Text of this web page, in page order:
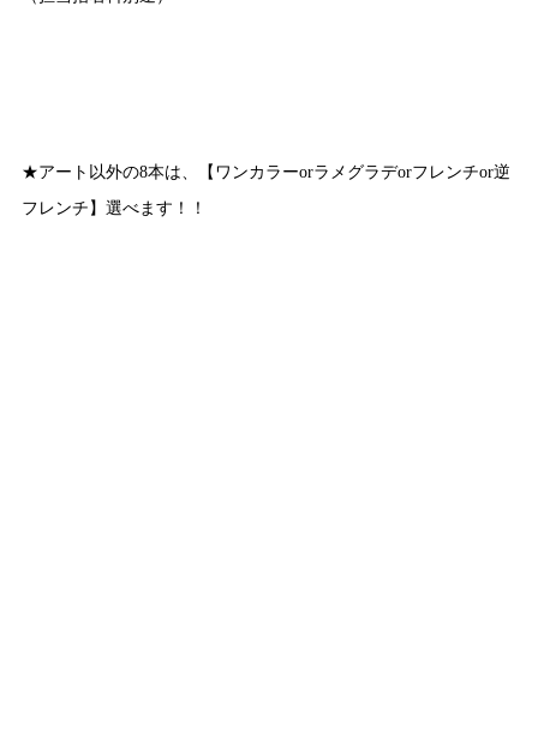
★アート以外の8本は、【ワンカラーorラメグラデorフレンチor逆
フレンチ】選べます！！